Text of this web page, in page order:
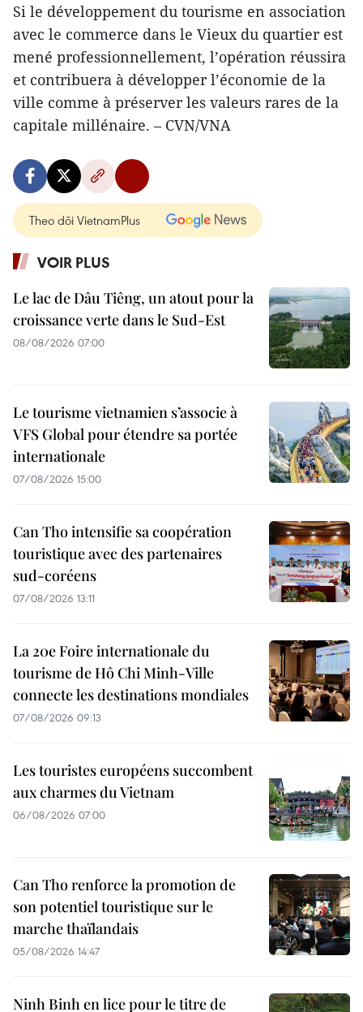
Si le développement du tourisme en association
avec le commerce dans le Vieux du quartier est
mené professionnellement, l’opération réussira
et contribuera à développer l’économie de la
ville comme à préserver les valeurs rares de la
capitale millénaire. – CVN/VNA
Theo dõi VietnamPlus
VOIR PLUS
Le lac de Dâu Tiêng, un atout pour la
croissance verte dans le Sud-Est
08/08/2026 07:00
Le tourisme vietnamien s’associe à
VFS Global pour étendre sa portée
internationale
07/08/2026 15:00
Can Tho intensifie sa coopération
touristique avec des partenaires
sud-coréens
07/08/2026 13:11
La 20e Foire internationale du
tourisme de Hô Chi Minh-Ville
connecte les destinations mondiales
07/08/2026 09:13
Les touristes européens succombent
aux charmes du Vietnam
06/08/2026 07:00
Can Tho renforce la promotion de
son potentiel touristique sur le
marche thaïlandais
05/08/2026 14:47
Ninh Binh en lice pour le titre de